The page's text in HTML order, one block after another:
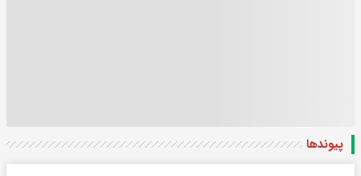
پیوندها